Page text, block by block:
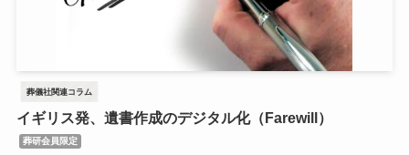
葬儀社関連コラム
イギリス発、遺書作成のデジタル化（Farewill）
葬研会員限定